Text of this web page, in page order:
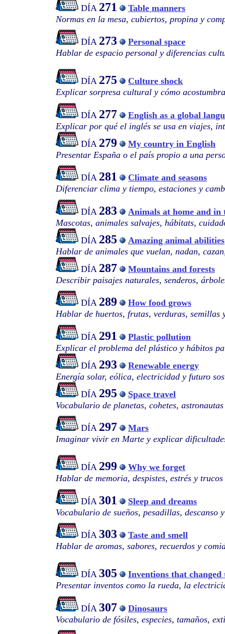
DÍA 271
Table manners
Normas en la mesa, cubiertos, propina y
DÍA 273
Personal space
Hablar de espacio personal y diferencias
DÍA 275
Culture shock
Explicar sorpresa cultural y cómo
DÍA 277
English as a global
Explicar por qué el inglés se usa en viajes,
DÍA 279
My country in English
Presentar España o el país propio a una
DÍA 281
Climate and seasons
Diferenciar clima y tiempo, estaciones y
DÍA 283
Animals at home and in
Mascotas, animales salvajes, hábitats,
DÍA 285
Amazing animal abilities
Hablar de animales que vuelan, nadan,
DÍA 287
Mountains and forests
Describir paisajes naturales, senderos,
DÍA 289
How food grows
Hablar de huertos, frutas, verduras, semillas
DÍA 291
Plastic pollution
Explicar el problema del plástico y hábitos
DÍA 293
Renewable energy
Energía solar, eólica, electricidad y futuro
DÍA 295
Space travel
Vocabulario de planetas, cohetes,
DÍA 297
Mars
Imaginar vivir en Marte y explicar
DÍA 299
Why we forget
Hablar de memoria, despistes, estrés y
DÍA 301
Sleep and dreams
Vocabulario de sueños, pesadillas, descanso
DÍA 303
Taste and smell
Hablar de aromas, sabores, recuerdos y
DÍA 305
Inventions that
Presentar inventos como la rueda, la
DÍA 307
Dinosaurs
Vocabulario de fósiles, especies, tamaños,